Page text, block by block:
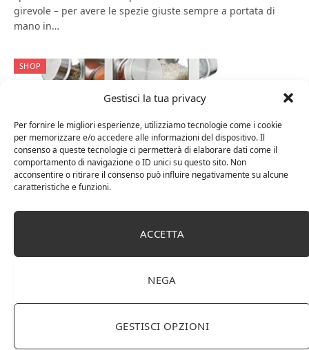
Gestisci la tua privacy
Per fornire le migliori esperienze, utilizziamo tecnologie come i cookie
per memorizzare e/o accedere alle informazioni del dispositivo. Il
consenso a queste tecnologie ci permetterà di elaborare dati come il
comportamento di navigazione o ID unici su questo sito. Non
acconsentire o ritirare il consenso può influire negativamente su alcune
caratteristiche e funzioni.
ACCETTA
NEGA
GESTISCI OPZIONI
girevole – per avere le spezie giuste sempre a portata di
mano in…
SHOP
Acciaio Inox, Argento
spezie ed erbe aromatiche (non incluse)Girevole: la base